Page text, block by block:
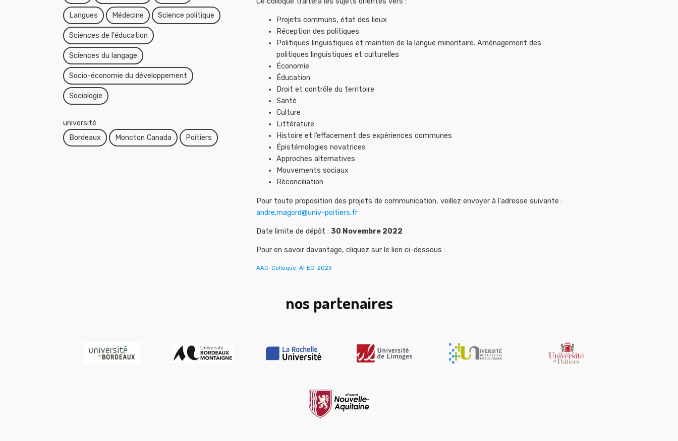
Langues Médecine Science politique
Sciences de l'éducation
Sciences du langage
Socio-économie du développement
Sociologie
université
Bordeaux
Moncton Canada Poitiers
Projets communs, état des lieux
Réception des politiques
Politiques linguistiques et maintien de la langue minoritaire. Aménagement des
politiques linguistiques et culturelles
Économie
Éducation
Droit et contrôle du territoire
Santé
Culture
Littérature
Histoire et l’effacement des expériences communes
Épistémologies novatrices
Approches alternatives
Mouvements sociaux
Réconciliation
Pour toute proposition des projets de communication, veillez envoyer à l'adresse suivante :
andre.magord@univ-poitiers.fr
Date limite de dépôt : 30 Novembre 2022
Pour en savoir davantage, cliquez sur le lien ci-dessous :
AAC-Colloque-AFEC-2023
nos partenaires